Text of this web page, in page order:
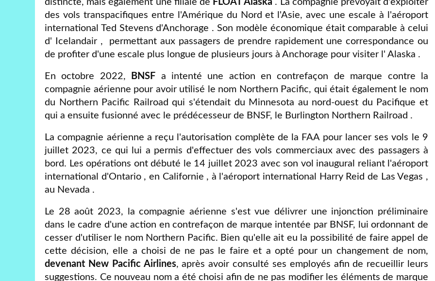
des vols transpacifiques entre l'Amérique du Nord et l'Asie, avec une escale à l'aéroport
international Ted Stevens d'Anchorage . Son modèle économique était comparable à celui
d' Icelandair , permettant aux passagers de prendre rapidement une correspondance ou
de profiter d'une escale plus longue de plusieurs jours à Anchorage pour visiter l' Alaska .
En octobre 2022, BNSF a intenté une action en contrefaçon de marque contre la
compagnie aérienne pour avoir utilisé le nom Northern Pacific, qui était également le nom
du Northern Pacific Railroad qui s'étendait du Minnesota au nord-ouest du Pacifique et
qui a ensuite fusionné avec le prédécesseur de BNSF, le Burlington Northern Railroad .
La compagnie aérienne a reçu l'autorisation complète de la FAA pour lancer ses vols le 9
juillet 2023, ce qui lui a permis d'effectuer des vols commerciaux avec des passagers à
bord. Les opérations ont débuté le 14 juillet 2023 avec son vol inaugural reliant l'aéroport
international d'Ontario , en Californie , à l'aéroport international Harry Reid de Las Vegas ,
au Nevada .
Le 28 août 2023, la compagnie aérienne s'est vue délivrer une injonction préliminaire
dans le cadre d'une action en contrefaçon de marque intentée par BNSF, lui ordonnant de
cesser d'utiliser le nom Northern Pacific. Bien qu'elle ait eu la possibilité de faire appel de
cette décision, elle a choisi de ne pas le faire et a opté pour un changement de nom,
devenant New Pacific Airlines, après avoir consulté ses employés afin de recueillir leurs
suggestions. Ce nouveau nom a été choisi afin de ne pas modifier les éléments de marque